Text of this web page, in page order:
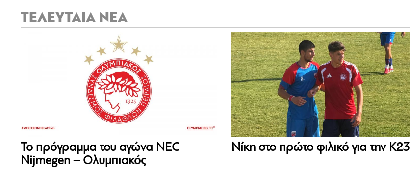
ΤΕΛΕΥΤΑΙΑ ΝΕΑ
Το πρόγραμμα του αγώνα NEC
Nijmegen – Ολυμπιακός
Νίκη στο πρώτο φιλικό για την Κ23